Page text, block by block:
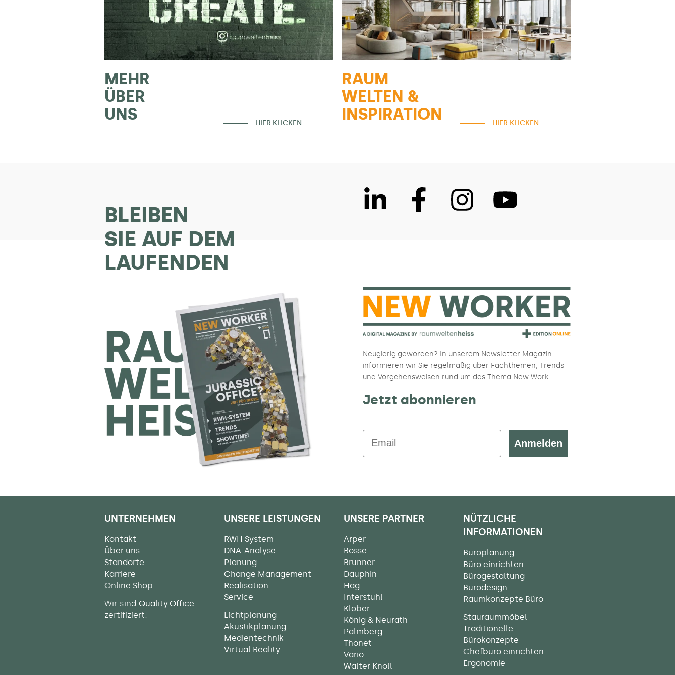
MEHR
ÜBER
UNS
HIER KLICKEN
RAUM
WELTEN &
INSPIRATION
HIER KLICKEN
BLEIBEN
SIE AUF DEM
LAUFENDEN
Neugierig geworden? In unserem Newsletter Magazin
informieren wir Sie regelmäßig über Fachthemen, Trends
und Vorgehensweisen rund um das Thema New Work.
Jetzt abonnieren
Email
Anmelden
UNTERNEHMEN
Kontakt
Über uns
Standorte
Karriere
Online Shop
Wir sind Quality Office
zertifiziert!
UNSERE LEISTUNGEN
RWH System
DNA-Analyse
Planung
Change Management
Realisation
Service
Lichtplanung
Akustikplanung
Medientechnik
Virtual Reality
UNSERE PARTNER
Arper
Bosse
Brunner
Dauphin
Hag
Interstuhl
Klöber
König & Neurath
Palmberg
Thonet
Vario
Walter Knoll
NÜTZLICHE
INFORMATIONEN
Büroplanung
Büro einrichten
Bürogestaltung
Bürodesign
Raumkonzepte Büro
Stauraummöbel
Traditionelle
Bürokonzepte
Chefbüro einrichten
Ergonomie